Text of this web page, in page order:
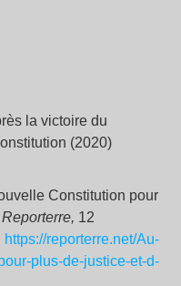
la victoire du
(2020)
Constitution pour
Reporterre, 12
https://reporterre.net/Au-
plus-de-justice-et-d-